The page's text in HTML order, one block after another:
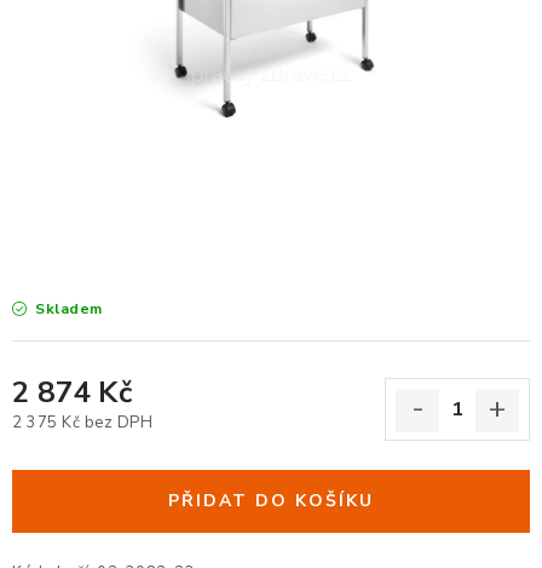
KANCELÁŘSKÉ ŽIDLE A KŘESLA
OBLÍBENÉ KATEGORIE
PODSTAVCE POD MONITOR
ERGONOMICKÉ MYŠI
PREZENTAČNÍ SYSTÉMY
DRŽÁKY NA TABLET - MOBIL
Skladem
2 874 Kč
2 375 Kč bez DPH
PŘIDAT DO KOŠÍKU